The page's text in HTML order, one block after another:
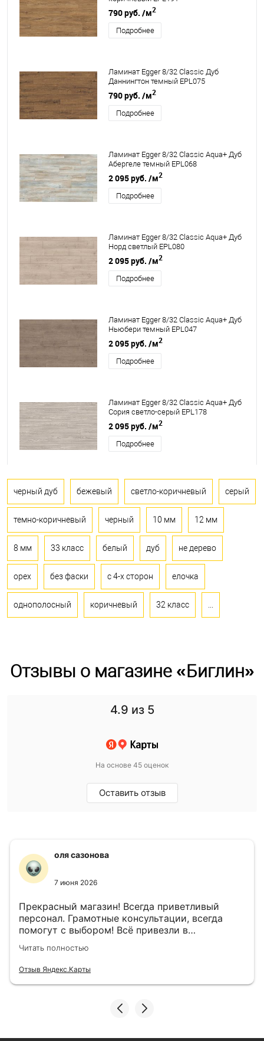
790 руб. /м2
Подробнее
Ламинат Egger 8/32 Classic Дуб
Даннингтон темный EPL075
790 руб. /м2
Подробнее
Ламинат Egger 8/32 Classic Aqua+ Дуб
Абергеле темный EPL068
2 095 руб. /м2
Подробнее
Ламинат Egger 8/32 Classic Aqua+ Дуб
Норд светлый EPL080
2 095 руб. /м2
Подробнее
Ламинат Egger 8/32 Classic Aqua+ Дуб
Ньюбери темный EPL047
2 095 руб. /м2
Подробнее
Ламинат Egger 8/32 Classic Aqua+ Дуб
Сория светло-серый EPL178
2 095 руб. /м2
Подробнее
черный дуб бежевый светло-коричневый серый
темно-коричневый черный 10 мм 12 мм
8 мм 33 класс белый дуб не дерево
орех без фаски с 4-х сторон елочка
однополосный коричневый 32 класс
Отзывы о магазине «Биглин»
4.9 из 5
На основе 45 оценок
Оставить отзыв
оля сазонова
7 июня 2026
Прекрасный магазин! Всегда приветливый
персонал. Грамотные консультации, всегда
помогут с выбором! Всё привезли в
назначенный день!
Читать полностью
Отзыв Яндекс.Карты